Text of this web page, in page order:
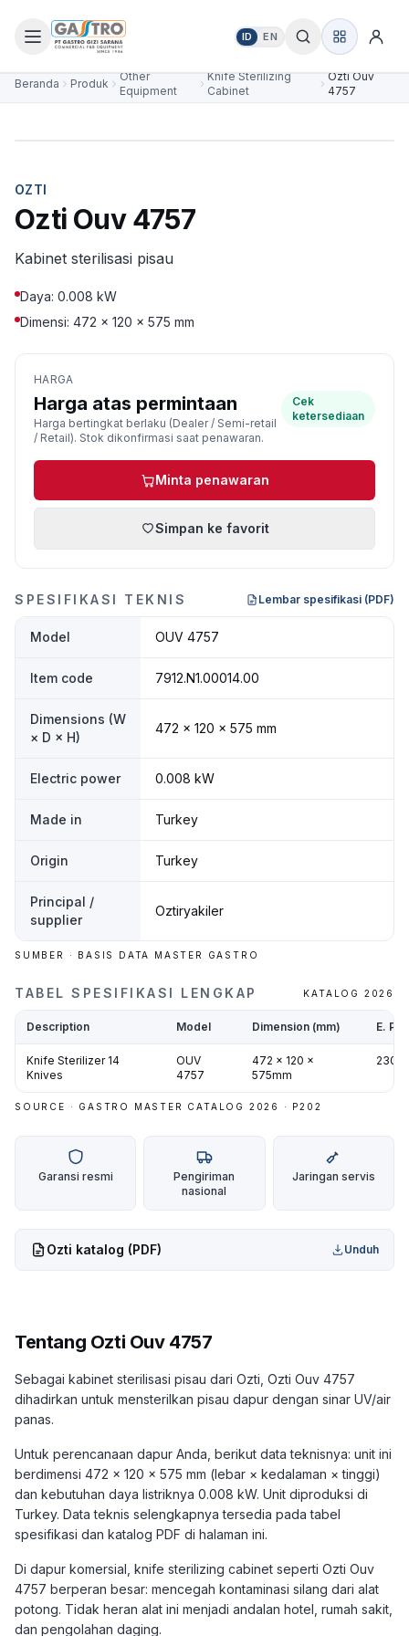
ID EN
Beranda Produk
Other
Equipment
Knife Sterilizing
Cabinet
Ozti Ouv
4757
OZTI
Ozti Ouv 4757
Kabinet sterilisasi pisau
Daya: 0.008 kW
Dimensi: 472 × 120 × 575 mm
HARGA
Harga atas permintaan
Harga bertingkat berlaku (Dealer / Semi-retail
/ Retail). Stok dikonfirmasi saat penawaran.
Cek
ketersediaan
Minta penawaran
Simpan ke favorit
SPESIFIKASI TEKNIS Lembar spesifikasi (PDF)
Model OUV 4757
Item code 7912.N1.00014.00
Dimensions (W
× D × H)
472 × 120 × 575 mm
Electric power 0.008 kW
Made in Turkey
Origin Turkey
Principal /
supplier
Oztiryakiler
SUMBER · BASIS DATA MASTER GASTRO
TABEL SPESIFIKASI LENGKAP KATALOG 2026
Description Model Dimension (mm) E.
Knife Sterilizer 14
Knives
OUV
4757
472 x 120 x
575mm
230/
SOURCE · GASTRO MASTER CATALOG 2026 · P202
Garansi resmi
Pengiriman
nasional
Jaringan servis
Ozti katalog (PDF) Unduh
Tentang Ozti Ouv 4757
Sebagai kabinet sterilisasi pisau dari Ozti, Ozti Ouv 4757
dihadirkan untuk mensterilkan pisau dapur dengan sinar UV/air
panas.
Untuk perencanaan dapur Anda, berikut data teknisnya: unit ini
berdimensi 472 × 120 × 575 mm (lebar × kedalaman × tinggi)
dan kebutuhan daya listriknya 0.008 kW. Unit diproduksi di
Turkey. Data teknis selengkapnya tersedia pada tabel
spesifikasi dan katalog PDF di halaman ini.
Di dapur komersial, knife sterilizing cabinet seperti Ozti Ouv
4757 berperan besar: mencegah kontaminasi silang dari alat
potong. Tidak heran alat ini menjadi andalan hotel, rumah sakit,
dan pengolahan daging.